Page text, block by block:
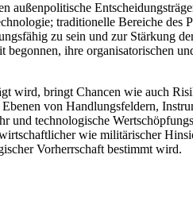
außen­politische
traditionelle Bereiche
zu sein und zur Stärkung
ihre organisatorischen
wird, bringt Chancen wie auch
von Handlungsfeldern,
technologische
wie militärischer
Vorherrschaft bestimmt wird.